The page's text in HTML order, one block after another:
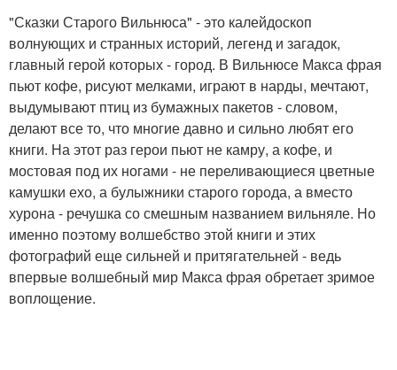
"Сказки Старого Вильнюса" - это калейдоскоп
волнующих и странных историй, легенд и загадок,
главный герой которых - город. В Вильнюсе Макса фрая
пьют кофе, рисуют мелками, играют в нарды, мечтают,
выдумывают птиц из бумажных пакетов - словом,
делают все то, что многие давно и сильно любят его
книги. На этот раз герои пьют не камру, а кофе, и
мостовая под их ногами - не переливающиеся цветные
камушки ехо, а булыжники старого города, а вместо
хурона - речушка со смешным названием вильняле. Но
именно поэтому волшебство этой книги и этих
фотографий еще сильней и притягательней - ведь
впервые волшебный мир Макса фрая обретает зримое
воплощение.